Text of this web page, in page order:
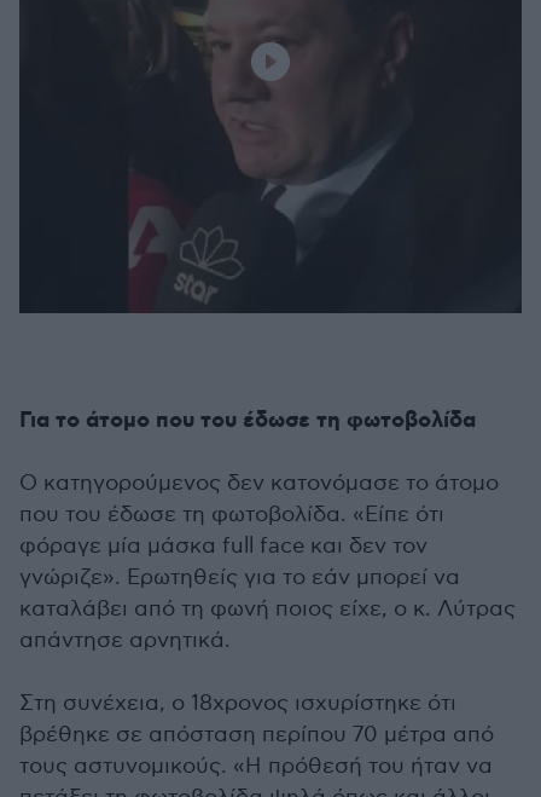
Για το άτομο που του έδωσε τη φωτοβολίδα
Ο κατηγορούμενος δεν κατονόμασε το άτομο
που του έδωσε τη φωτοβολίδα. «Είπε ότι
φόραγε μία μάσκα full face και δεν τον
γνώριζε». Ερωτηθείς για το εάν μπορεί να
καταλάβει από τη φωνή ποιος είχε, ο κ. Λύτρας
απάντησε αρνητικά.
Στη συνέχεια, ο 18χρονος ισχυρίστηκε ότι
βρέθηκε σε απόσταση περίπου 70 μέτρα από
τους αστυνομικούς. «Η πρόθεσή του ήταν να